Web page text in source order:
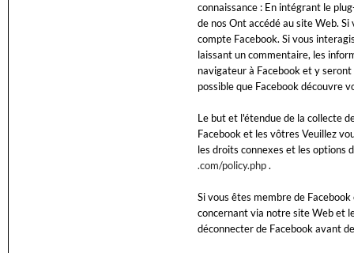
connaissance : En intégrant le
de nos Ont accédé au site Web.
compte Facebook. Si vous
laissant un commentaire, les
navigateur à Facebook et y
possible que Facebook découvre
Le but et l'étendue de la collecte
Facebook et les vôtres Veuillez
les droits connexes et les
.com/policy.php.
Si vous êtes membre de
concernant via notre site Web et
déconnecter de Facebook avant